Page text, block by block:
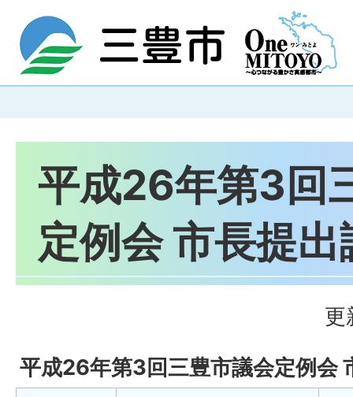
平成26年第3回
定例会 市長提出
更
平成26年第3回三豊市議会定例会